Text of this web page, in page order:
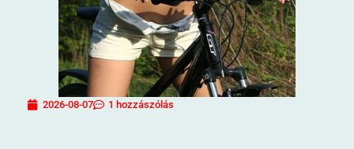
2026-08-07 1 hozzászólás